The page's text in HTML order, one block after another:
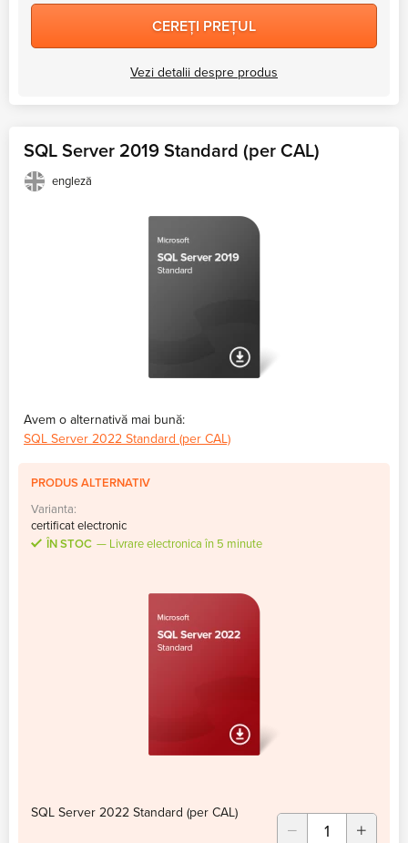
CEREȚI PREȚUL
Vezi detalii despre produs
SQL Server 2019 Standard (per CAL)
engleză
Avem o alternativă mai bună:
SQL Server 2022 Standard (per CAL)
PRODUS ALTERNATIV
Varianta:
certificat electronic
ÎN STOC
Livrare electronica în 5 minute
SQL Server 2022 Standard (per CAL)